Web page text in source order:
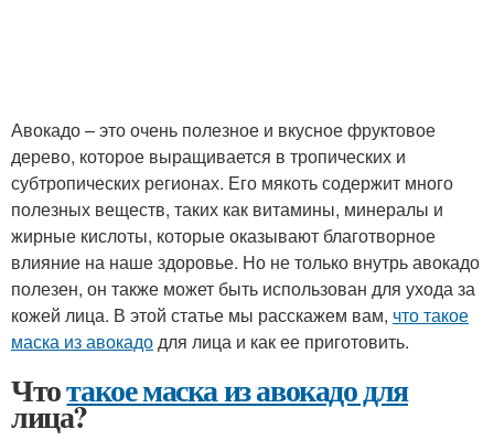
Авокадо – это очень полезное и вкусное фруктовое
дерево, которое выращивается в тропических и
субтропических регионах. Его мякоть содержит много
полезных веществ, таких как витамины, минералы и
жирные кислоты, которые оказывают благотворное
влияние на наше здоровье. Но не только внутрь авокадо
полезен, он также может быть использован для ухода за
кожей лица. В этой статье мы расскажем вам, что такое
маска из авокадодля лица и как ее приготовить.
Чтотакое маска из авокадо для
лица?